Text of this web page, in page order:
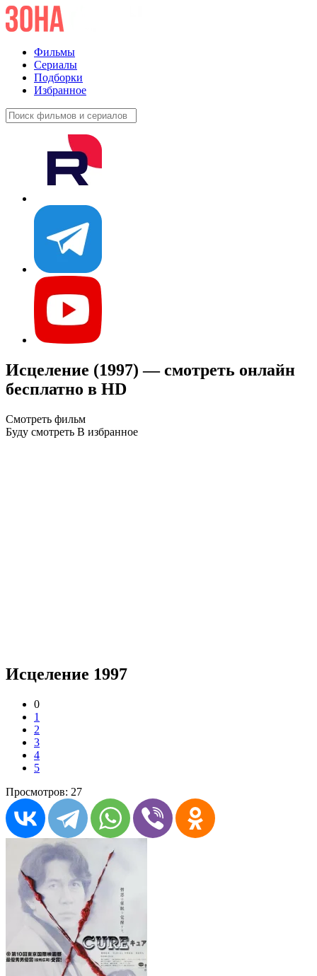
Фильмы
Сериалы
Подборки
Избранное
Исцеление (1997) — смотреть онлайн
бесплатно в HD
Смотреть фильм
Буду смотреть В избранное
Исцеление 1997
0
1
2
3
4
5
Просмотров: 27